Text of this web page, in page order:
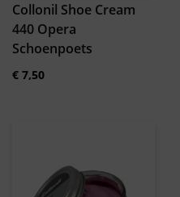
Collonil Shoe Cream
440 Opera
Schoenpoets
€7,50